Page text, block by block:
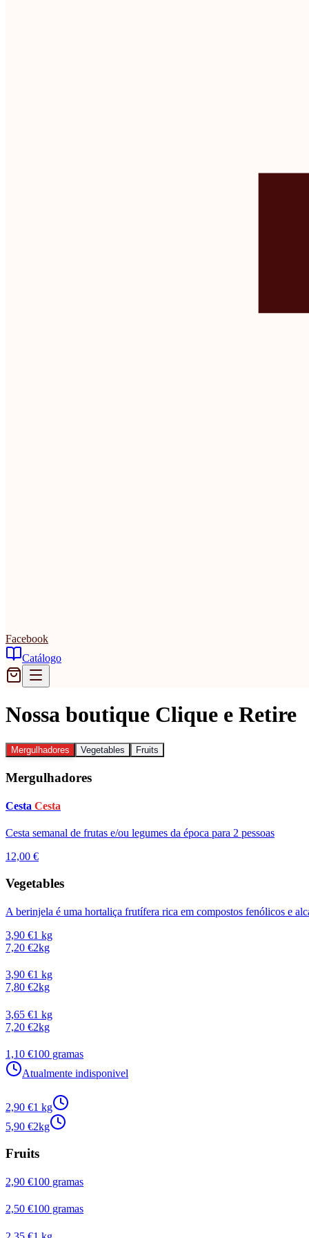
Facebook
Catálogo
Nossa boutique Clique e Retire
Mergulhadores Vegetables Fruits
Mergulhadores
Cesta Cesta
Cesta semanal de frutas e/ou legumes da época para 2 pessoas
12,00 €
Vegetables
A berinjela é uma hortaliça frutífera rica em compostos fenólicos e
3,90 €1 kg
7,20 €2kg
3,90 €1 kg
7,80 €2kg
3,65 €1 kg
7,20 €2kg
1,10 €100 gramas
Atualmente indisponivel
2,90 €1 kg
5,90 €2kg
Fruits
2,90 €100 gramas
2,50 €100 gramas